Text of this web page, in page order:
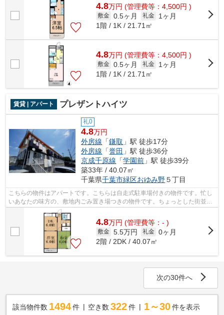
4.8万円 (管理費等：4,500円 )
敷金 0.5ヶ月 礼金
1ヶ月
1階 / 1K / 21.71㎡
4.8万円 (管理費等：4,500円 )
敷金 0.5ヶ月 礼金
1ヶ月
1階 / 1K / 21.71㎡
賃貸 | アパート プレザントハイツ
礼0
4.8万円
外房線 「鎌取 」駅 徒歩17分
外房線 「誉田 」駅 徒歩36分
京成千原線 「学園前 」駅 徒歩39分
築33年 / 40.07㎡
千葉県千葉市緑区おゆみ野５丁目
こちらの物件はアパートです。こちらは自走式駐車場付きの物件です。忙し
いあなたの味方の、敷地内ごみ置き場つきの物件です。ちょっとした街並み
の様な大型タウン内のアパートになり...
4.8万円 (管理費等：- )
敷金 5.5万円 礼金 0ヶ月
2階 / 2DK / 40.07㎡
次の30件へ
該当物件数 1494件 空き数 322 件 1～30 件を表示